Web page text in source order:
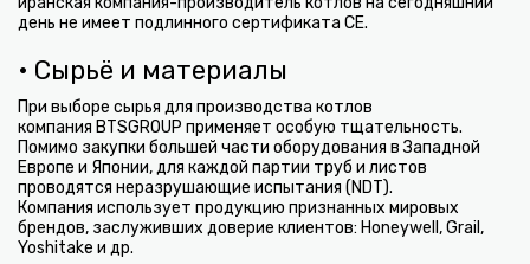
день не имеет подлинного сертификата CE.
• Сырьё и материалы
При выборе сырья для производства котлов
компания BTSGROUP применяет особую тщательность.
Помимо закупки большей части оборудования в Западной
Европе и Японии, для каждой партии труб и листов
проводятся неразрушающие испытания (NDT).
Компания использует продукцию признанных мировых
брендов, заслуживших доверие клиентов: Honeywell, Grail,
Yoshitake и др.